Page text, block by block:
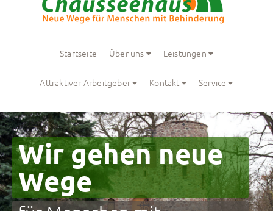
Startseite Über uns Leistungen
Attraktiver Arbeitgeber Kontakt Service
Wir gehen neue
Wege